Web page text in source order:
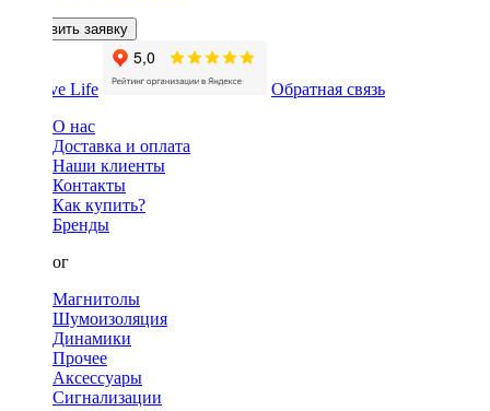
Оставить заявку
Обратная связь
О нас
Доставка и оплата
Наши клиенты
Контакты
Как купить?
Бренды
Каталог
Магнитолы
Шумоизоляция
Динамики
Прочее
Аксессуары
Сигнализации